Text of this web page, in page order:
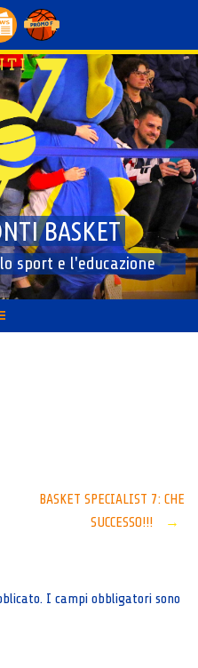
BASKET
sport e l'educazione
BASKET SPECIALIST 7: CHE
SUCCESSO!!!
→
I campi obbligatori sono